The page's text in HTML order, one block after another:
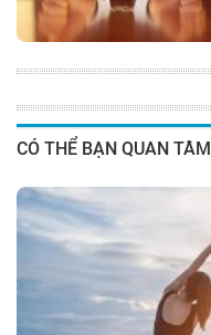
CÓ THỂ BẠN QUAN TÂM